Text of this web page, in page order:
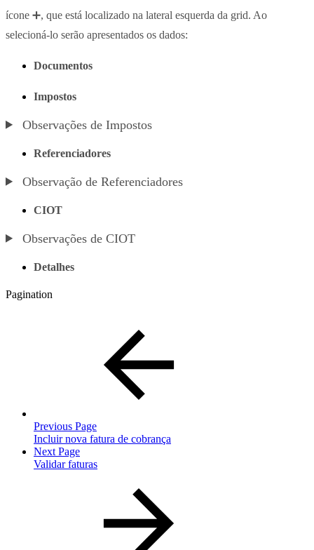
ícone ➕, que está localizado na lateral esquerda da grid. Ao
selecioná-lo serão apresentados os dados:
Documentos
Impostos
Observações de Impostos
Referenciadores
Observação de Referenciadores
CIOT
Observações de CIOT
Detalhes
Pagination
Previous Page
Incluir nova fatura de cobrança
Next Page
Validar faturas